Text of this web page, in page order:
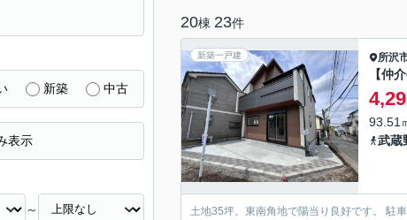
20棟 23件
新築一戸建 所沢
【仲
93.51
武蔵
土地35坪。東南角地で陽当り良好です。 駐車2台可。長期
新築 中古
表示
～